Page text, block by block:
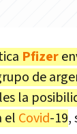
Pfizer
de
la
el Covid-19,